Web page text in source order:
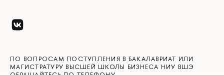
ПО ВОПРОСАМ ПОСТУПЛЕНИЯ В БАКАЛАВРИАТ ИЛИ
МАГИСТРАТУРУ ВЫСШЕЙ ШКОЛЫ БИЗНЕСА НИУ ВШЭ